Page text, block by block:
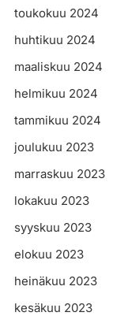
toukokuu 2024
huhtikuu 2024
maaliskuu 2024
helmikuu 2024
tammikuu 2024
joulukuu 2023
marraskuu 2023
lokakuu 2023
syyskuu 2023
elokuu 2023
heinäkuu 2023
kesäkuu 2023